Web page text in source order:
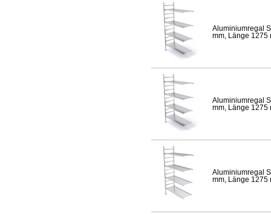
Aluminiumregal
mm, Länge 1275
Aluminiumregal
mm, Länge 1275
Aluminiumregal
mm, Länge 1275